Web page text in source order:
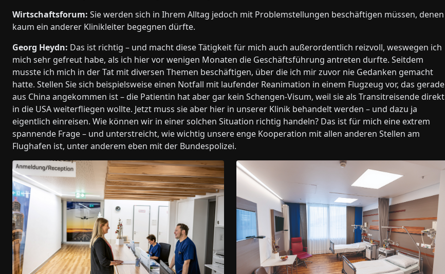
Wirtschaftsforum: Sie werden sich in Ihrem Alltag jedoch mit Problemstellungen beschäftigen müssen, denen
kaum ein anderer Klinikleiter begegnen dürfte.
Georg Heydn: Das ist richtig – und macht diese Tätigkeit für mich auch außerordentlich reizvoll, weswegen ich
mich sehr gefreut habe, als ich hier vor wenigen Monaten die Geschäftsführung antreten durfte. Seitdem
musste ich mich in der Tat mit diversen Themen beschäftigen, über die ich mir zuvor nie Gedanken gemacht
hatte. Stellen Sie sich beispielsweise einen Notfall mit laufender Reanimation in einem Flugzeug vor, das gerade
aus China angekommen ist – die Patientin hat aber gar kein Schengen-Visum, weil sie als Transitreisende direkt
in die USA weiterfliegen wollte. Jetzt muss sie aber hier in unserer Klinik behandelt werden – und dazu ja
eigentlich einreisen. Wie können wir in einer solchen Situation richtig handeln? Das ist für mich eine extrem
spannende Frage – und unterstreicht, wie wichtig unsere enge Kooperation mit allen anderen Stellen am
Flughafen ist, unter anderem eben mit der Bundespolizei.